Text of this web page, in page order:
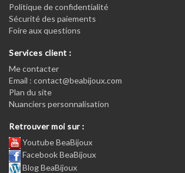
Politique de confidentialité
Sécurité des paiements
Foire aux questions
Services client :
Me contacter
Email : contact@beabijoux.com
Plan du site
Nuanciers personnalisation
Retrouver moi sur :
Youtube BeaBijoux
Facebook BeaBijoux
Blog BeaBijoux